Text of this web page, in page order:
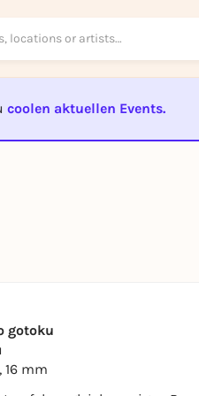
coolen aktuellen Events.
gotoku
16 mm
Sign